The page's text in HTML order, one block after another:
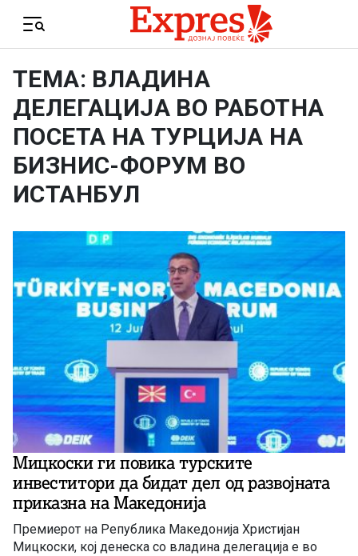
Menu
ТЕМА: ВЛАДИНА
ДЕЛЕГАЦИЈА ВО РАБОТНА
ПОСЕТА НА ТУРЦИЈА НА
БИЗНИС-ФОРУМ ВО
ИСТАНБУЛ
Мицкоски ги повика турските
инвеститори да бидат дел од развојната
приказна на Македонија
Премиерот на Република Македонија Христијан
Мицкоски, кој денеска со владина делегација е во